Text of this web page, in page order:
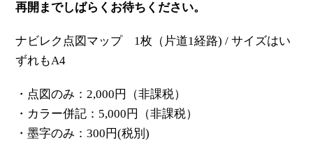
再開までしばらくお待ちください。
ナビレク点図マップ 1枚（片道1経路) / サイズはい
ずれもA4
・点図のみ：2,000円（非課税）
・カラー併記：5,000円（非課税）
・墨字のみ：300円(税別)